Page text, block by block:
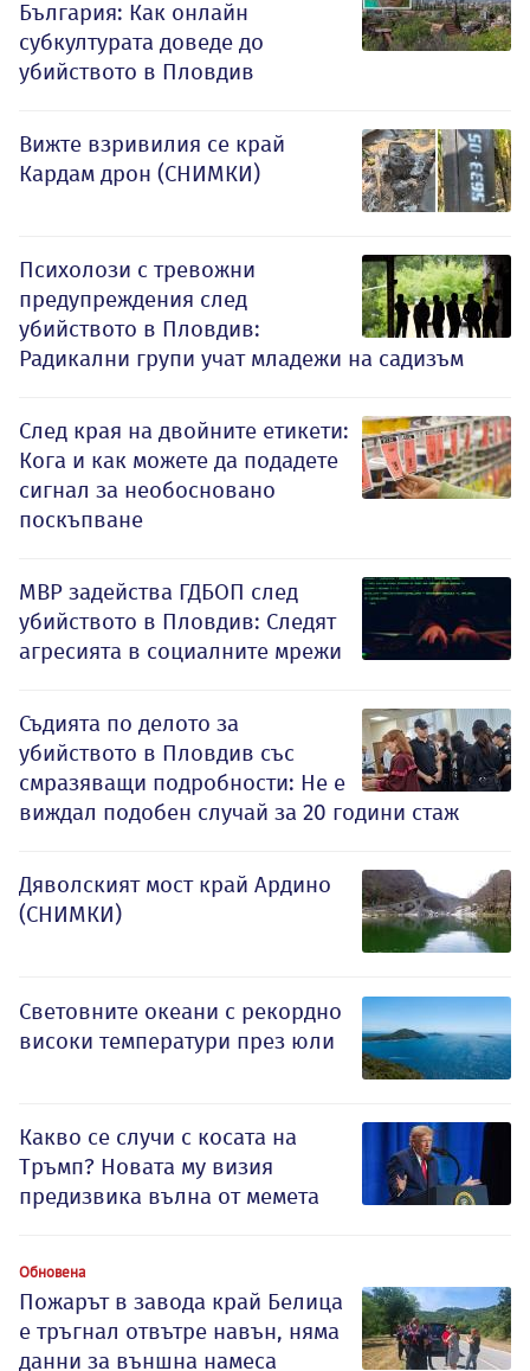
България: Как онлайн
субкултурата доведе до
убийството в Пловдив
Вижте взривилия се край
Кардам дрон (СНИМКИ)
Психолози с тревожни
предупреждения след
убийството в Пловдив:
Радикални групи учат младежи на садизъм
След края на двойните етикети:
Кога и как можете да подадете
сигнал за необосновано
поскъпване
МВР задейства ГДБОП след
убийството в Пловдив: Следят
агресията в социалните мрежи
Съдията по делото за
убийството в Пловдив със
смразяващи подробности: Не е
виждал подобен случай за 20 години стаж
Дяволският мост край Ардино
(СНИМКИ)
Световните океани с рекордно
високи температури през юли
Какво се случи с косата на
Тръмп? Новата му визия
предизвика вълна от мемета
Обновена
Пожарът в завода край Белица
е тръгнал отвътре навън, няма
данни за външна намеса